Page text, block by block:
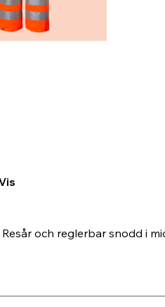
och reglerbar snodd i